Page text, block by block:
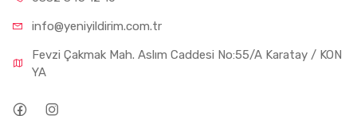
info@yeniyildirim.com.tr
Fevzi Çakmak Mah. Aslım Caddesi No:55/A Karatay / KON
YA